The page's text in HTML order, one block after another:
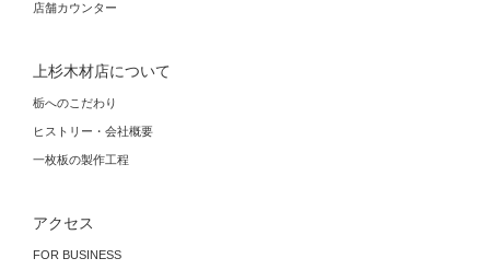
店舗カウンター
上杉木材店について
栃へのこだわり
ヒストリー・会社概要
一枚板の製作工程
アクセス
FOR BUSINESS